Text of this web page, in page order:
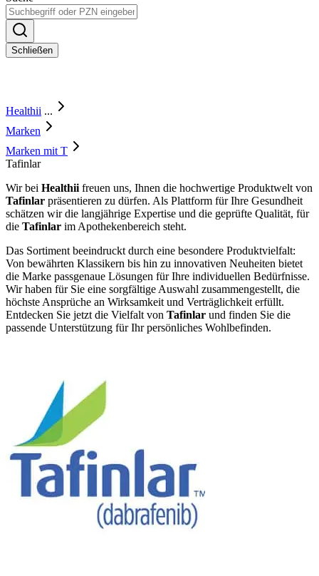
Schließen
Healthii ...
Marken
Marken mit T
Tafinlar
Wir bei Healthii freuen uns, Ihnen die hochwertige Produktwelt von
Tafinlar präsentieren zu dürfen. Als Plattform für Ihre Gesundheit
schätzen wir die langjährige Expertise und die geprüfte Qualität, für
die Tafinlar im Apothekenbereich steht.
Das Sortiment beeindruckt durch eine besondere Produktvielfalt:
Von bewährten Klassikern bis hin zu innovativen Neuheiten bietet
die Marke passgenaue Lösungen für Ihre individuellen Bedürfnisse.
Wir haben für Sie eine sorgfältige Auswahl zusammengestellt, die
höchste Ansprüche an Wirksamkeit und Verträglichkeit erfüllt.
Entdecken Sie jetzt die Vielfalt von Tafinlar und finden Sie die
passende Unterstützung für Ihr persönliches Wohlbefinden.